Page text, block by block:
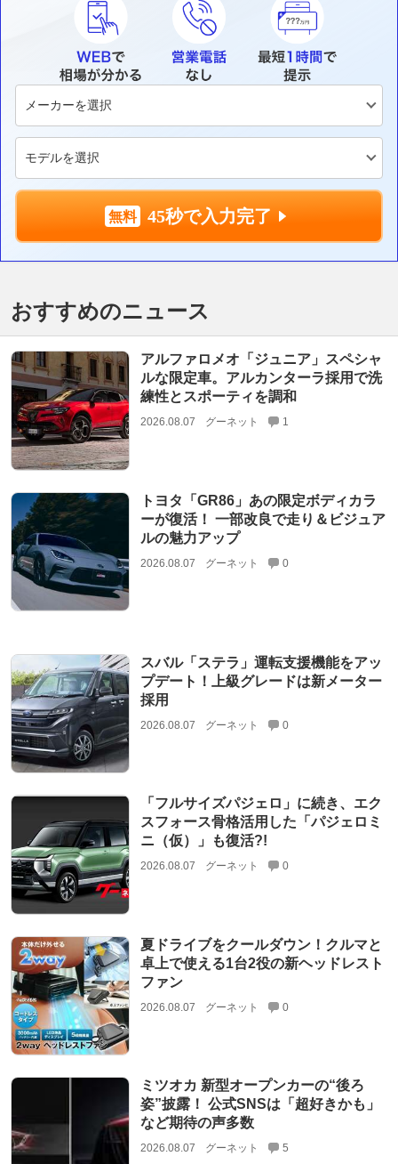
45秒で入力完了
おすすめのニュース
アルファロメオ「ジュニア」スペシャ
ルな限定車。アルカンターラ採用で洗
練性とスポーティを調和
2026.08.07 グーネット 1
トヨタ「GR86」あの限定ボディカラ
ーが復活！ 一部改良で走り＆ビジュア
ルの魅力アップ
2026.08.07 グーネット 0
スバル「ステラ」運転支援機能をアッ
プデート！上級グレードは新メーター
採用
2026.08.07 グーネット 0
「フルサイズパジェロ」に続き、エク
スフォース骨格活用した「パジェロミ
ニ（仮）」も復活?!
2026.08.07 グーネット 0
夏ドライブをクールダウン！クルマと
卓上で使える1台2役の新ヘッドレスト
ファン
2026.08.07 グーネット 0
ミツオカ 新型オープンカーの“後ろ
姿”披露！ 公式SNSは「超好きかも」
など期待の声多数
2026.08.07 グーネット 5